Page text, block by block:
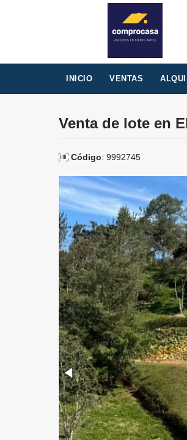
INICIO VENTAS
Venta de lote en
Código: 9992745